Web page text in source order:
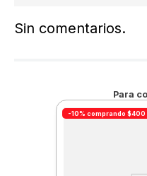
Sin comentarios.
Para
-10% comprando $400